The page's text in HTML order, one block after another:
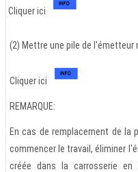
Cliquer ici
(2) Mettre une pile de l'émetteur
Cliquer ici
REMARQUE:
En cas de remplacement de la
commencer le travail, éliminer
créée dans la carrosserie en